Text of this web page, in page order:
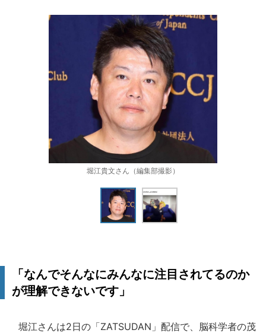
堀江貴文さん（編集部撮影）
「なんでそんなにみんなに注目されてるのか
が理解できないです」
堀江さんは2日の「ZATSUDAN」配信で、脳科学者の茂